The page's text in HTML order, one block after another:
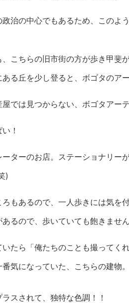
治の中心でもあるため、このよ
こちらの旧市街の方が歩き甲斐
る丘を少し登ると、ボゴタのア
屋では見つからない、ボゴタア
！
ターのお店。ステーショナリー
)
もあるので、一人歩きには気を付
るので、歩いていても飽きません
たら「俺たちのことも撮ってく
番気になっていた、こちらの建
スされて、独特な色調！！